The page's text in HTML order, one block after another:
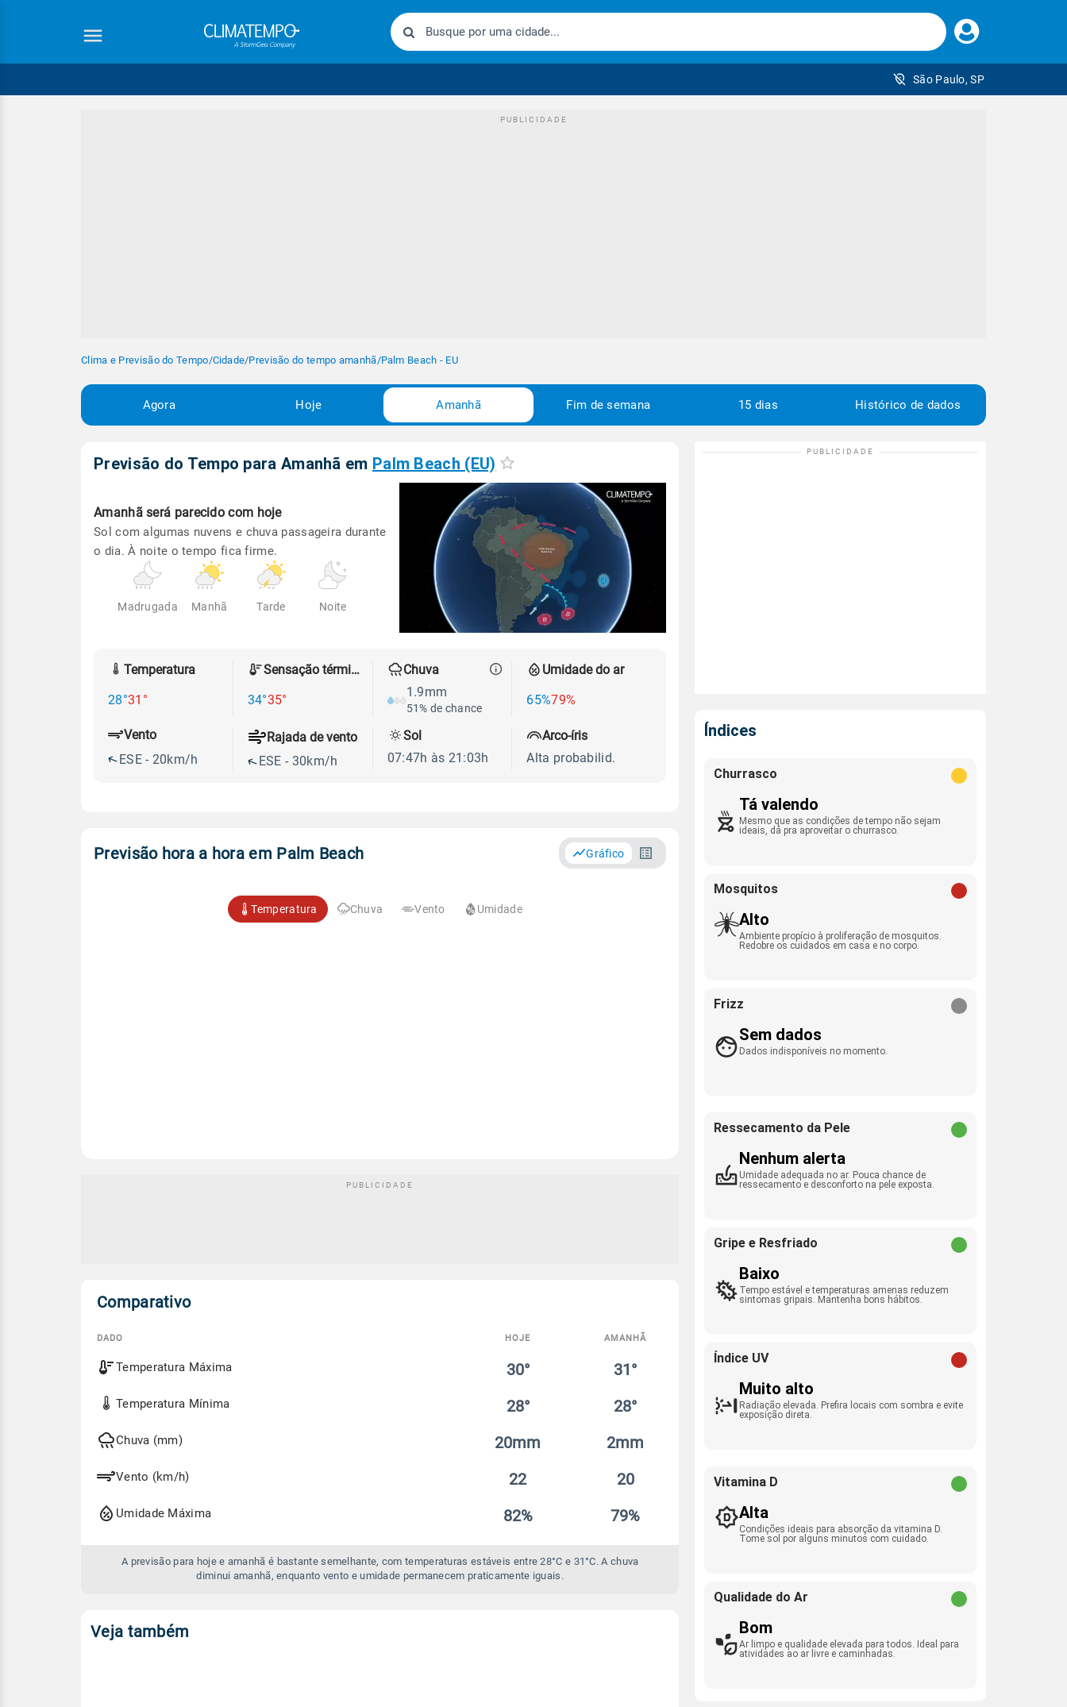
Faça
seu
São Paulo, SP
Clima e Previsão do Tempo/Cidade/Previsão do tempo amanhã/Palm Beach - EU
Agora Hoje Amanhã Fim de semana 15 dias Histórico de dados
Previsão do Tempo para Amanhã em Palm Beach (EU)
Amanhã será parecido com hoje
Sol com algumas nuvens e chuva passageira durante
o dia. À noite o tempo fica firme.
Madrugada Manhã Tarde Noite
Temperatura
28°31°
Sensação térmica
34°35°
Chuva
1.9mm
51% de chance
Umidade do ar
65%79%
Vento
ESE - 20km/h
Rajada de vento
ESE - 30km/h
Sol
07:47h às 21:03h
Arco-íris
Alta probabilid.
Previsão hora a hora em Palm Beach Gráfico
Temperatura Chuva Vento Umidade
Comparativo
Comparativo
entre
previsão
amanhã
DADO HOJE AMANHÃ
Temperatura Máxima 30° 31°
Temperatura Mínima 28° 28°
Chuva (mm) 20mm 2mm
Vento (km/h) 22 20
Umidade Máxima 82% 79%
A previsão para hoje e amanhã é bastante semelhante, com temperaturas estáveis entre 28°C e 31°C. A chuva
diminui amanhã, enquanto vento e umidade permanecem praticamente iguais.
Veja também
Índices
Churrasco
Tá valendo
Mesmo que as condições de tempo não sejam
ideais, dá pra aproveitar o churrasco.
Mosquitos
Alto
Ambiente propício à proliferação de mosquitos.
Redobre os cuidados em casa e no corpo.
Frizz
Sem dados
Dados indisponíveis no momento.
Ressecamento da Pele
Nenhum alerta
Umidade adequada no ar. Pouca chance de
ressecamento e desconforto na pele exposta.
Gripe e Resfriado
Baixo
Tempo estável e temperaturas amenas reduzem
sintomas gripais. Mantenha bons hábitos.
Índice UV
Muito alto
Radiação elevada. Prefira locais com sombra e evite
exposição direta.
Vitamina D
Alta
Condições ideais para absorção da vitamina D.
Tome sol por alguns minutos com cuidado.
Qualidade do Ar
Bom
Ar limpo e qualidade elevada para todos. Ideal para
atividades ao ar livre e caminhadas.